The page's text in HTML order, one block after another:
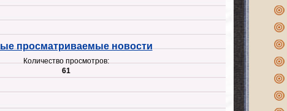
просматриваемые новости
Количество просмотров:
61